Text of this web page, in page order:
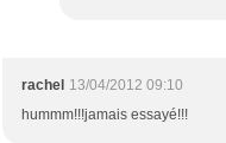
rachel 13/04/2012 09:10
hummm!!!jamais essayé!!!